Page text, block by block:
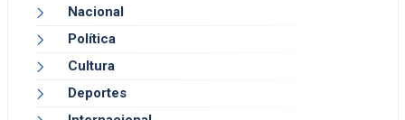
Nacional
Política
Cultura
Deportes